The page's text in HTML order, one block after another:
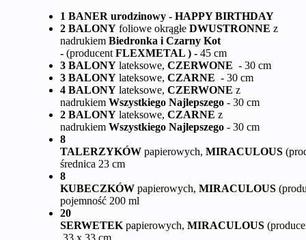
1 BANER urodzinowy - HAPPY BIRTHDAY
2 BALONY foliowe okrągłe DWUSTRONNE z
nadrukiem Biedronka i Czarny Kot
- (producent FLEXMETAL ) - 45 cm
3 BALONY lateksowe, CZERWONE - 30 cm
3 BALONY lateksowe, CZARNE - 30 cm
4 BALONY lateksowe, CZERWONE z
nadrukiem Wszystkiego Najlepszego - 30 cm
2 BALONY lateksowe, CZARNE z
nadrukiem Wszystkiego Najlepszego - 30 cm
8
TALERZYKÓW papierowych, MIRACULOUS
średnica 23 cm
8
KUBECZKÓW papierowych, MIRACULOUS
pojemność 200 ml
20
SERWETEK papierowych, MIRACULOUS